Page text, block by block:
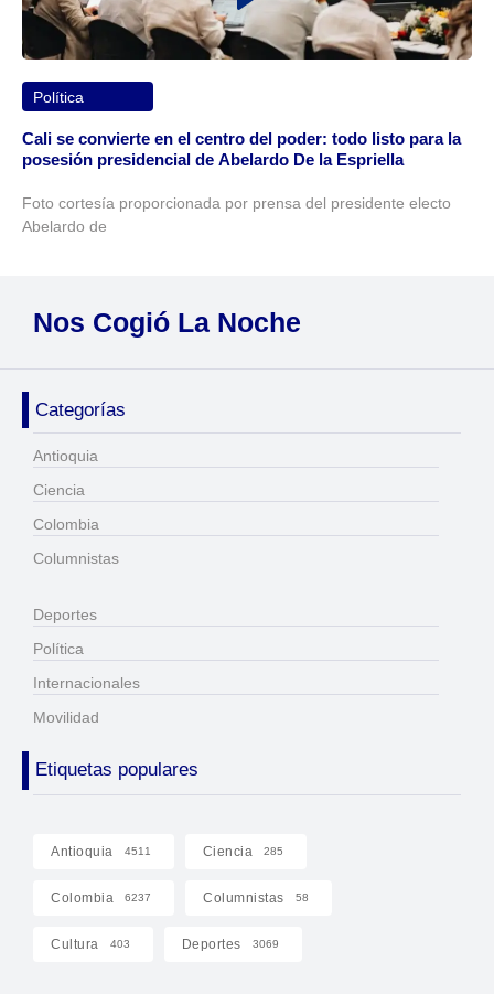
Política
Cali se convierte en el centro del poder: todo listo para la
posesión presidencial de Abelardo De la Espriella
Foto cortesía proporcionada por prensa del presidente electo
Abelardo de
Nos Cogió La Noche
Categorías
Antioquia
Ciencia
Colombia
Columnistas
Deportes
Política
Internacionales
Movilidad
Etiquetas populares
Antioquia 4511 Ciencia 285
Colombia 6237 Columnistas 58
Cultura 403 Deportes 3069